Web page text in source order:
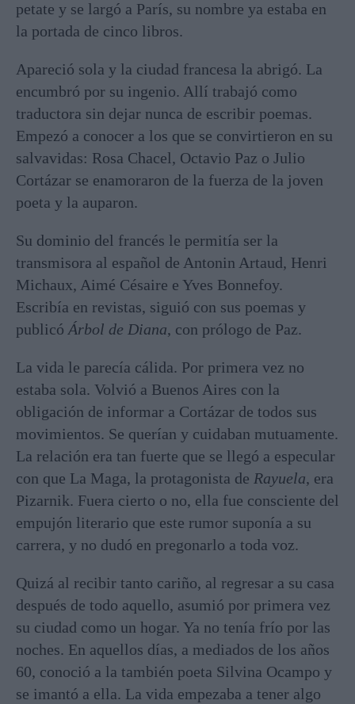
petate y se largó a París, su nombre ya estaba en
la portada de cinco libros.
Apareció sola y la ciudad francesa la abrigó. La
encumbró por su ingenio. Allí trabajó como
traductora sin dejar nunca de escribir poemas.
Empezó a conocer a los que se convirtieron en su
salvavidas: Rosa Chacel, Octavio Paz o Julio
Cortázar se enamoraron de la fuerza de la joven
poeta y la auparon.
Su dominio del francés le permitía ser la
transmisora al español de Antonin Artaud, Henri
Michaux, Aimé Césaire e Yves Bonnefoy.
Escribía en revistas, siguió con sus poemas y
publicó Árbol de Diana, con prólogo de Paz.
La vida le parecía cálida. Por primera vez no
estaba sola. Volvió a Buenos Aires con la
obligación de informar a Cortázar de todos sus
movimientos. Se querían y cuidaban mutuamente.
La relación era tan fuerte que se llegó a especular
con que La Maga, la protagonista de Rayuela, era
Pizarnik. Fuera cierto o no, ella fue consciente del
empujón literario que este rumor suponía a su
carrera, y no dudó en pregonarlo a toda voz.
Quizá al recibir tanto cariño, al regresar a su casa
después de todo aquello, asumió por primera vez
su ciudad como un hogar. Ya no tenía frío por las
noches. En aquellos días, a mediados de los años
60, conoció a la también poeta Silvina Ocampo y
se imantó a ella. La vida empezaba a tener algo